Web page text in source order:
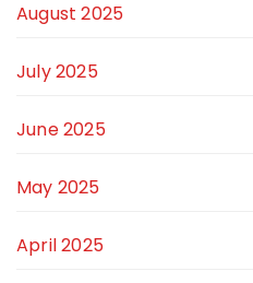
August 2025
July 2025
June 2025
May 2025
April 2025